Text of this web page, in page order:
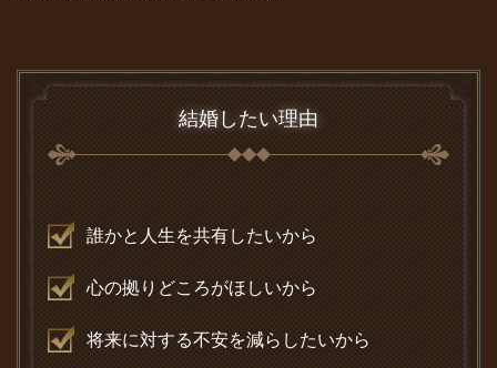
結婚したい理由
誰かと人生を共有したいから
心の拠りどころがほしいから
将来に対する不安を減らしたいから